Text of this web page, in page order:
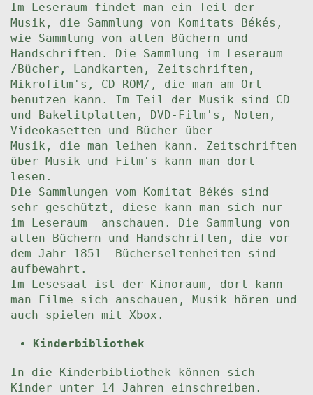
Im Leseraum findet man ein Teil der
Musik, die Sammlung von Komitats Békés,
wie Sammlung von alten Büchern und
Handschriften. Die Sammlung im Leseraum
/Bücher, Landkarten, Zeitschriften,
Mikrofilm's, CD-ROM/, die man am Ort
benutzen kann. Im Teil der Musik sind CD
und Bakelitplatten, DVD-Film's, Noten,
Videokasetten und Bücher über
Musik, die man leihen kann. Zeitschriften
über Musik und Film's kann man dort
lesen.
Die Sammlungen vom Komitat Békés sind
sehr geschützt, diese kann man sich nur
im Leseraum anschauen. Die Sammlung von
alten Büchern und Handschriften, die vor
dem Jahr 1851 Bücherseltenheiten sind
aufbewahrt.
Im Lesesaal ist der Kinoraum, dort kann
man Filme sich anschauen, Musik hören und
auch spielen mit Xbox.
Kinderbibliothek
In die Kinderbibliothek können sich
Kinder unter 14 Jahren einschreiben.